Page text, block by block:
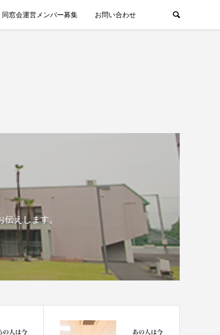
同窓会運営メンバー募集 お問い合わせ
えします。